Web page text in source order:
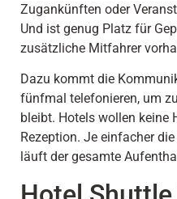
Zugankünften oder
Und ist genug Platz für
zusätzliche Mitfahrer
Dazu kommt die
fünfmal telefonieren, um
bleibt. Hotels wollen keine
Rezeption. Je einfacher
läuft der gesamte